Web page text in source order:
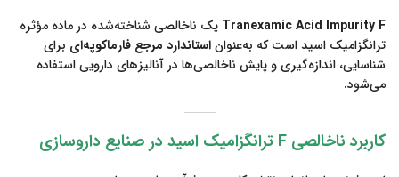
Tranexamic Acid Impurity F یک ناخالصی شناخته‌شده در ماده مؤثره
ترانگزامیک اسید است که به‌عنواناستاندارد مرجع فارماکوپه‌ای برای
شناسایی، اندازه‌گیری و پایش ناخالصی‌ها در آنالیزهای دارویی استفاده
می‌شود.
کاربرد ناخالصی F ترانگزامیک اسید در صنایع داروسازی